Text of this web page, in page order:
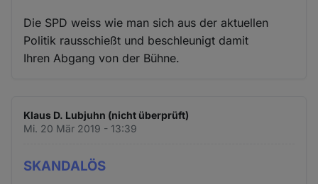
Die SPD weiss wie man sich aus der aktuellen
Politik rausschießt und beschleunigt damit
Ihren Abgang von der Bühne.
Klaus D. Lubjuhn (nicht überprüft)
Mi. 20 Mär 2019 - 13:39
SKANDALÖS